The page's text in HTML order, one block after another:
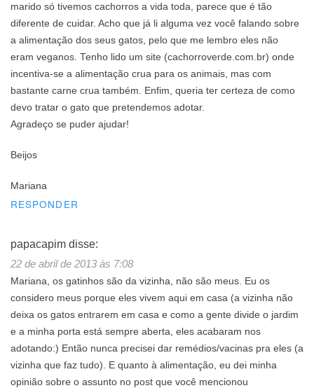
marido só tivemos cachorros a vida toda, parece que é tão
diferente de cuidar. Acho que já li alguma vez você falando sobre
a alimentação dos seus gatos, pelo que me lembro eles não
eram veganos. Tenho lido um site (cachorroverde.com.br) onde
incentiva-se a alimentação crua para os animais, mas com
bastante carne crua também. Enfim, queria ter certeza de como
devo tratar o gato que pretendemos adotar.
Agradeço se puder ajudar!
Beijos
Mariana
RESPONDER
papacapim disse:
22 de abril de 2013 às 7:08
Mariana, os gatinhos são da vizinha, não são meus. Eu os
considero meus porque eles vivem aqui em casa (a vizinha não
deixa os gatos entrarem em casa e como a gente divide o jardim
e a minha porta está sempre aberta, eles acabaram nos
adotando:) Então nunca precisei dar remédios/vacinas pra eles (a
vizinha que faz tudo). E quanto à alimentação, eu dei minha
opinião sobre o assunto no post que você mencionou